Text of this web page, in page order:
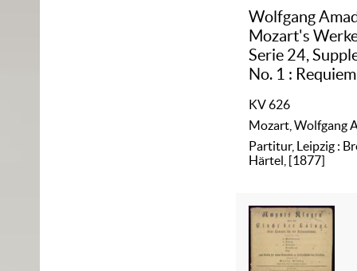
Wolfgang
Mozart's
Serie 24,
No. 1 : Requiem
KV 626
Mozart, Wolfgang
Partitur, Leipzig :
Härtel, [1877]